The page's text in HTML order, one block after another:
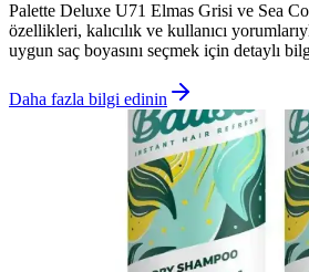
Palette Deluxe U71 Elmas Grisi ve Sea
özellikleri, kalıcılık ve kullanıcı
uygun saç boyasını seçmek için detaylı
Daha fazla bilgi edinin